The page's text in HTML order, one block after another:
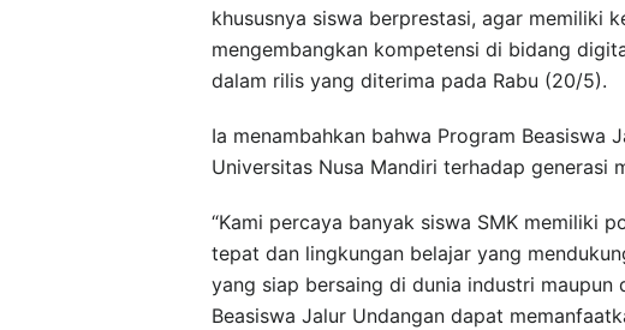
khususnya siswa berprestasi, agar memiliki
mengembangkan kompetensi di bidang
dalam rilis yang diterima pada Rabu (20/5).
Ia menambahkan bahwa Program Beasiswa
Universitas Nusa Mandiri terhadap generasi
“Kami percaya banyak siswa SMK memiliki
tepat dan lingkungan belajar yang
yang siap bersaing di dunia industri maupun
Beasiswa Jalur Undangan dapat